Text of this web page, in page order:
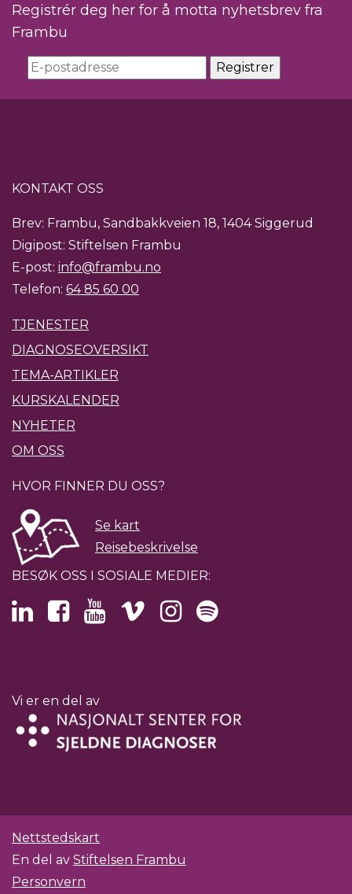
Registrér deg her for å motta nyhetsbrev fra
Frambu
KONTAKT OSS
Brev: Frambu, Sandbakkveien 18, 1404 Siggerud
Digipost: Stiftelsen Frambu
E-post: info@frambu.no
Telefon: 64 85 60 00
TJENESTER
DIAGNOSEOVERSIKT
TEMA-ARTIKLER
KURSKALENDER
NYHETER
OM OSS
HVOR FINNER DU OSS?
Se kart
Reisebeskrivelse
BESØK OSS I SOSIALE MEDIER:
Vi er en del av
Nettstedskart
En del av Stiftelsen Frambu
Personvern